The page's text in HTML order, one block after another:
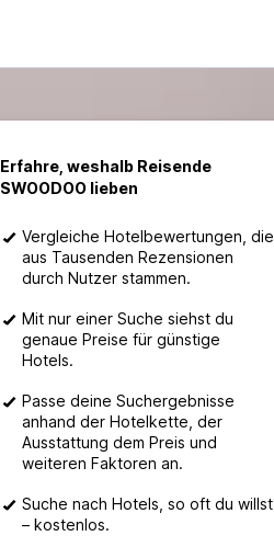
Erfahre, weshalb Reisende
SWOODOO lieben
Vergleiche Hotelbewertungen, die
aus Tausenden Rezensionen
durch Nutzer stammen.
Mit nur einer Suche siehst du
genaue Preise für günstige
Hotels.
Passe deine Suchergebnisse
anhand der Hotelkette, der
Ausstattung dem Preis und
weiteren Faktoren an.
Suche nach Hotels, so oft du willst
– kostenlos.